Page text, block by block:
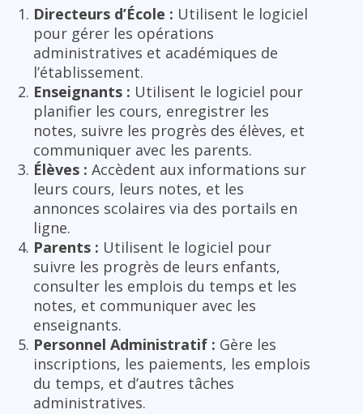
Directeurs d’École : Utilisent le logiciel
pour gérer les opérations
administratives et académiques de
l’établissement.
Enseignants : Utilisent le logiciel pour
planifier les cours, enregistrer les
notes, suivre les progrès des élèves, et
communiquer avec les parents.
Élèves : Accèdent aux informations sur
leurs cours, leurs notes, et les
annonces scolaires via des portails en
ligne.
Parents : Utilisent le logiciel pour
suivre les progrès de leurs enfants,
consulter les emplois du temps et les
notes, et communiquer avec les
enseignants.
Personnel Administratif : Gère les
inscriptions, les paiements, les emplois
du temps, et d’autres tâches
administratives.